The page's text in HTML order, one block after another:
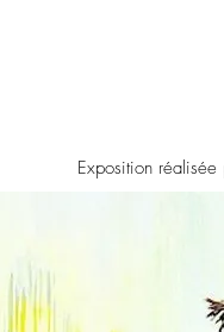
Exposition réalisée